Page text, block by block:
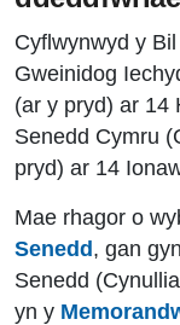
Cyflwynwyd y
Gweinidog
(ar y pryd) ar 14
Senedd Cymru
pryd) ar 14
Mae rhagor o
Senedd, gan
Senedd
yn y